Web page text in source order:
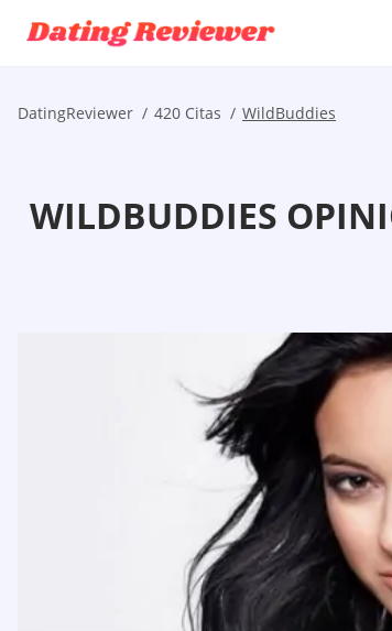
DatingReviewer 420 Citas WildBuddies
WILDBUDDIES